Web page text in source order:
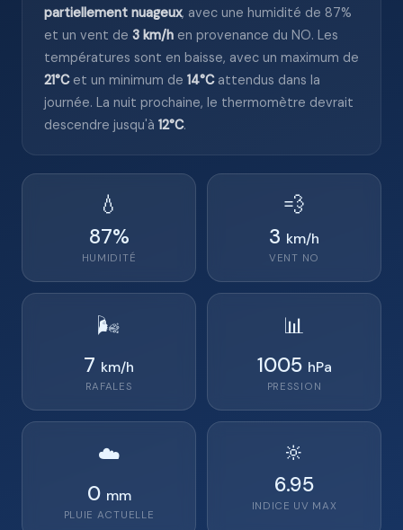
partiellement nuageux, avec une humidité de 87%
et un vent de 3 km/h en provenance du NO. Les
températures sont en baisse, avec un maximum de
21°Cet un minimum de 14°Cattendus dans la
journée. La nuit prochaine, le thermomètre devrait
descendre jusqu'à 12°C.
💧
87%
HUMIDITÉ
💨
3 km/h
VENT NO
🌬️
7 km/h
RAFALES
📊
1005 hPa
PRESSION
☁️
0 mm
PLUIE ACTUELLE
🔆
6.95
INDICE UV MAX